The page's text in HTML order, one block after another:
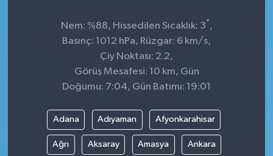
Nem: %88, Hissedilen Sıcaklık: 3° ,
Basınç: 1012 hPa, Rüzgar: 6 km/s,
Çiy Noktası: 2.2,
Görüş Mesafesi: 10 km, Gün
Doğumu: 7:04, Gün Batımı: 19:01
Adana Adıyaman Afyonkarahisar
Ağrı Aksaray Amasya Ankara